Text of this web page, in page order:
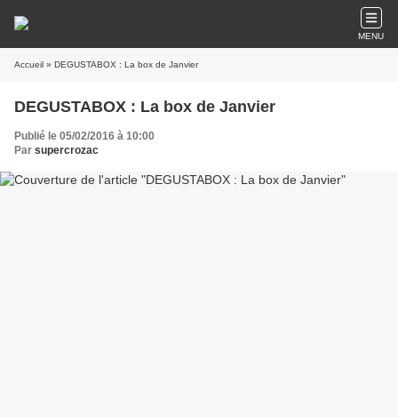
MENU
Accueil » DEGUSTABOX : La box de Janvier
DEGUSTABOX : La box de Janvier
Publié le 05/02/2016 à 10:00
Par supercrozac